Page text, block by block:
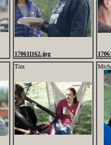
170611162.jpg
Tim